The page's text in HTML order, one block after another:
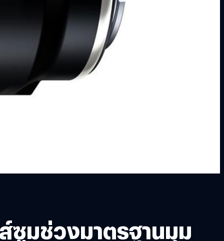
ซูมช่วงมาตรฐานมุม